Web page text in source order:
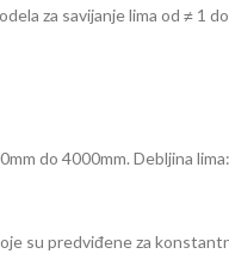
za savijanje lima od ≠ 1
do 4000mm. Debljina
su predviđene za